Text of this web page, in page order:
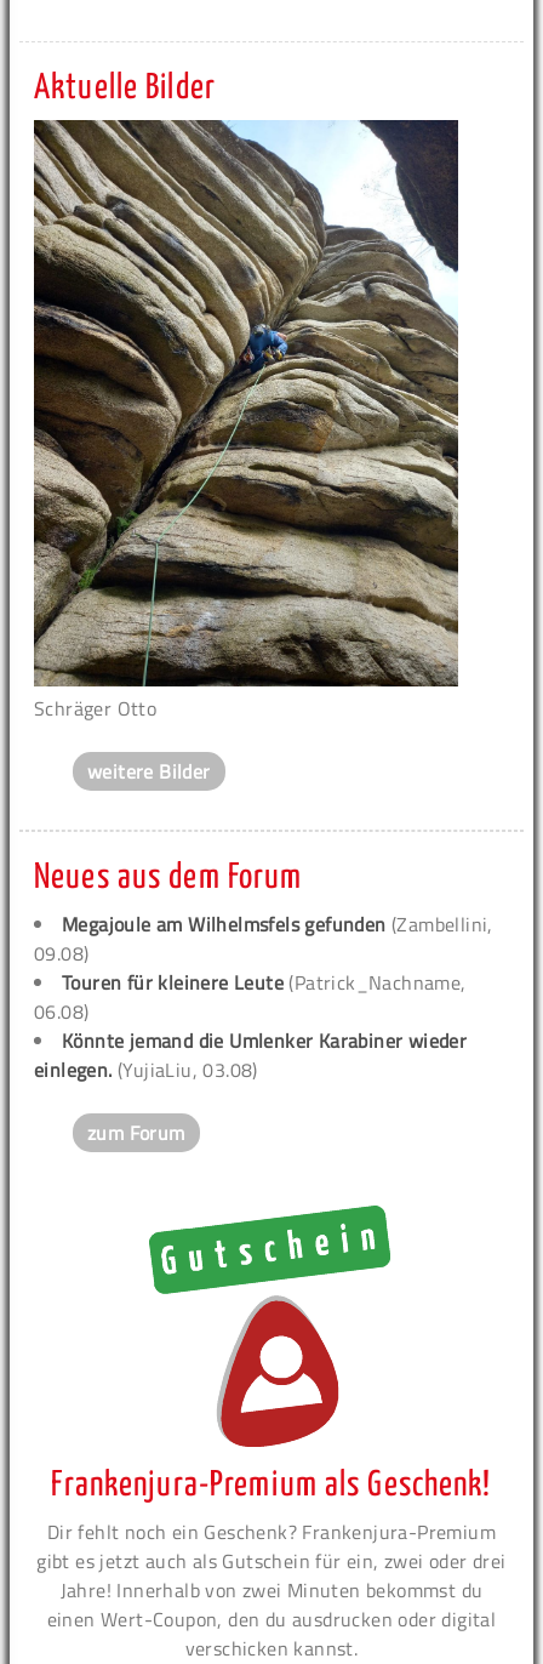
Aktuelle Bilder
Schräger Otto
weitere Bilder
Neues aus dem Forum
Megajoule am Wilhelmsfels gefunden (Zambellini,
09.08)
Touren für kleinere Leute (Patrick_Nachname,
06.08)
Könnte jemand die Umlenker Karabiner wieder
einlegen. (YujiaLiu, 03.08)
zum Forum
Frankenjura-Premium als Geschenk!
Dir fehlt noch ein Geschenk? Frankenjura-Premium
gibt es jetzt auch als Gutschein für ein, zwei oder drei
Jahre! Innerhalb von zwei Minuten bekommst du
einen Wert-Coupon, den du ausdrucken oder digital
verschicken kannst.